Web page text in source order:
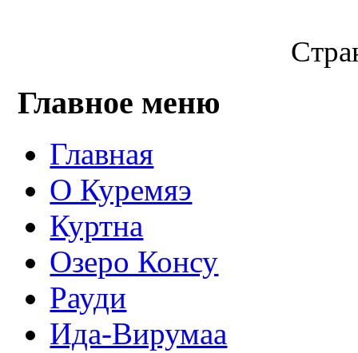
Главное меню
Главная
О Куремяэ
Куртна
Озеро Консу
Рауди
Ида-Вирумаа